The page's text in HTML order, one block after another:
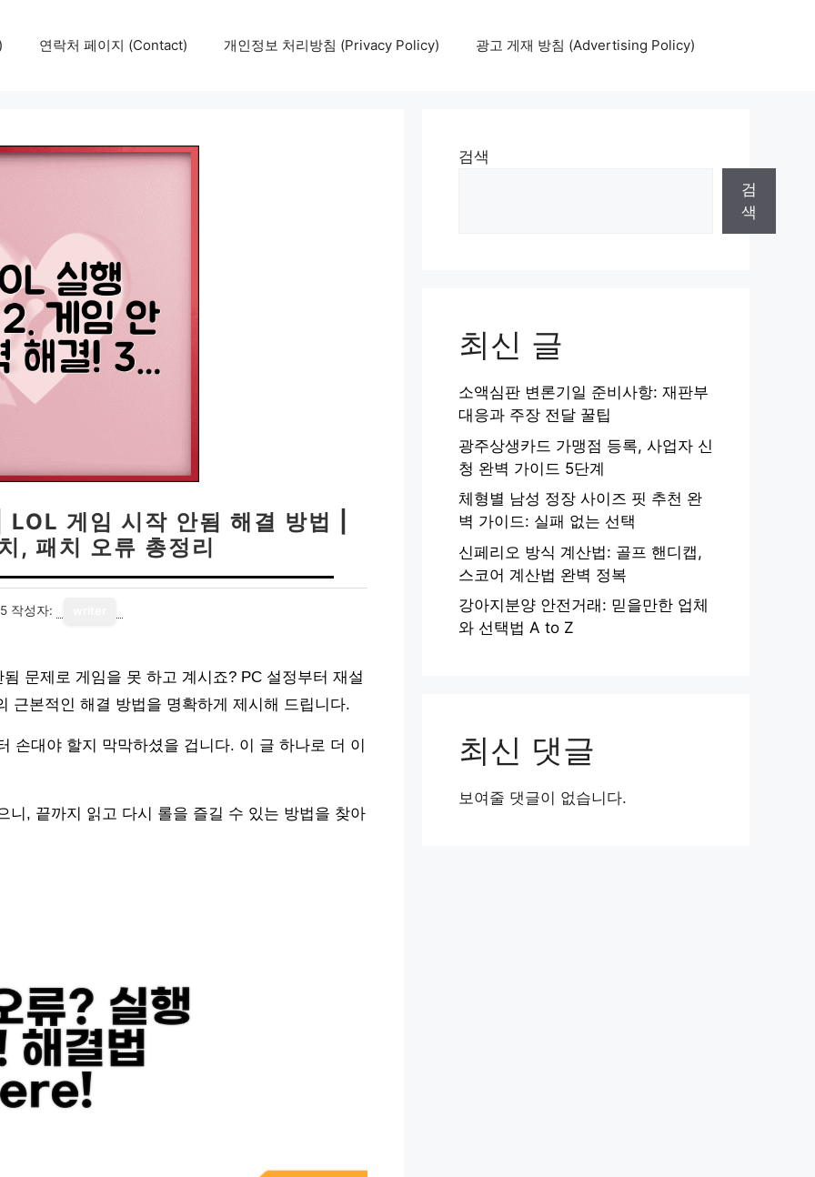
연락처 페이지 (Contact) 개인정보 처리방침 (Privacy Policy) 광고 게재 방침 (Advertising Policy)
게임 시작 안됨 해결 방법 |
, 패치 오류 총정리
작성자:
문제로 게임을 못 하고 계시죠? PC 설정부터 재설
근본적인 해결 방법을 명확하게 제시해 드립니다.
손대야 할지 막막하셨을 겁니다. 이 글 하나로 더 이
니, 끝까지 읽고 다시 롤을 즐길 수 있는 방법을 찾아
검색
검
색
최신 글
소액심판 변론기일 준비사항: 재판부
대응과 주장 전달 꿀팁
광주상생카드 가맹점 등록, 사업자 신
청 완벽 가이드 5단계
체형별 남성 정장 사이즈 핏 추천 완
벽 가이드: 실패 없는 선택
신페리오 방식 계산법: 골프 핸디캡,
스코어 계산법 완벽 정복
강아지분양 안전거래: 믿을만한 업체
와 선택법 A to Z
최신 댓글
보여줄 댓글이 없습니다.